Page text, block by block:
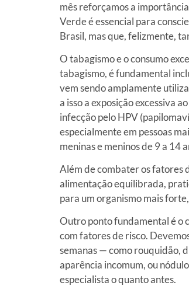
mês reforçamos a
Verde é essencial para
Brasil, mas que, felizmente,
O tabagismo e o consumo
tabagismo, é fundamental
vem sendo amplamente
a isso a exposição excessiva
infecção pelo HPV
especialmente em pessoas
meninas e meninos de 9 a 14
Além de combater os fatores
alimentação equilibrada,
para um organismo mais
Outro ponto fundamental é o
com fatores de risco.
semanas — como rouquidão,
aparência incomum, ou
especialista o quanto antes.